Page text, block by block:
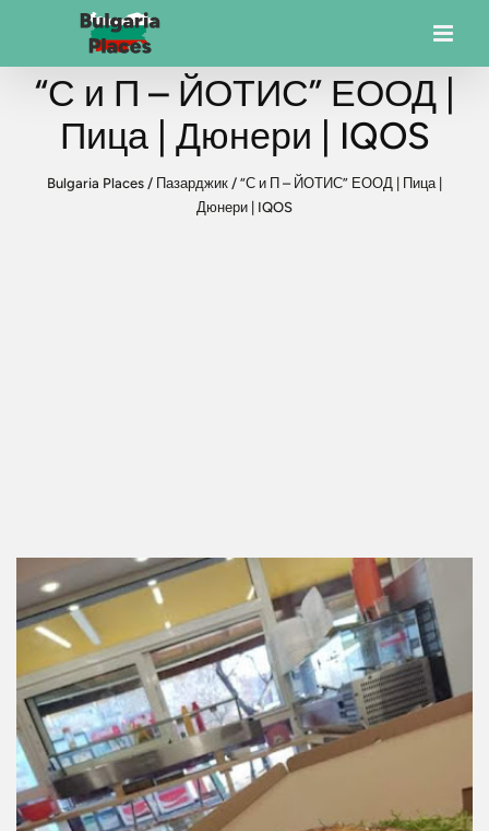
“С и П – ЙОТИС” ЕООД |
Пица | Дюнери | IQOS
Bulgaria Places / Пазарджик / “С и П – ЙОТИС” ЕООД | Пица |
Дюнери | IQOS